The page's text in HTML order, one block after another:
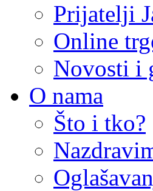
Prijatelji
Online
Novosti i
O nama
Što i tko?